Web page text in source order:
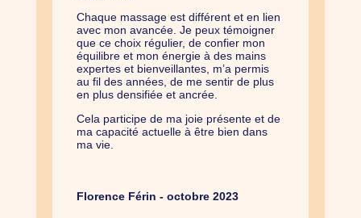
Chaque massage est différent et en lien
avec mon avancée. Je peux témoigner
que ce choix régulier, de confier mon
équilibre et mon énergie à des mains
expertes et bienveillantes, m’a permis
au fil des années, de me sentir de plus
en plus densifiée et ancrée.
Cela participe de ma joie présente et de
ma capacité actuelle à être bien dans
ma vie.
Florence Férin - octobre 2023